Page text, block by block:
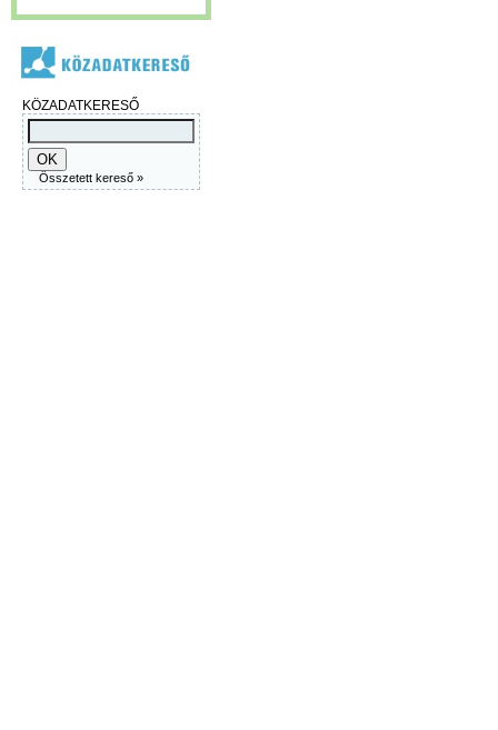
KÖZADATKERESŐ
Összetett kereső »